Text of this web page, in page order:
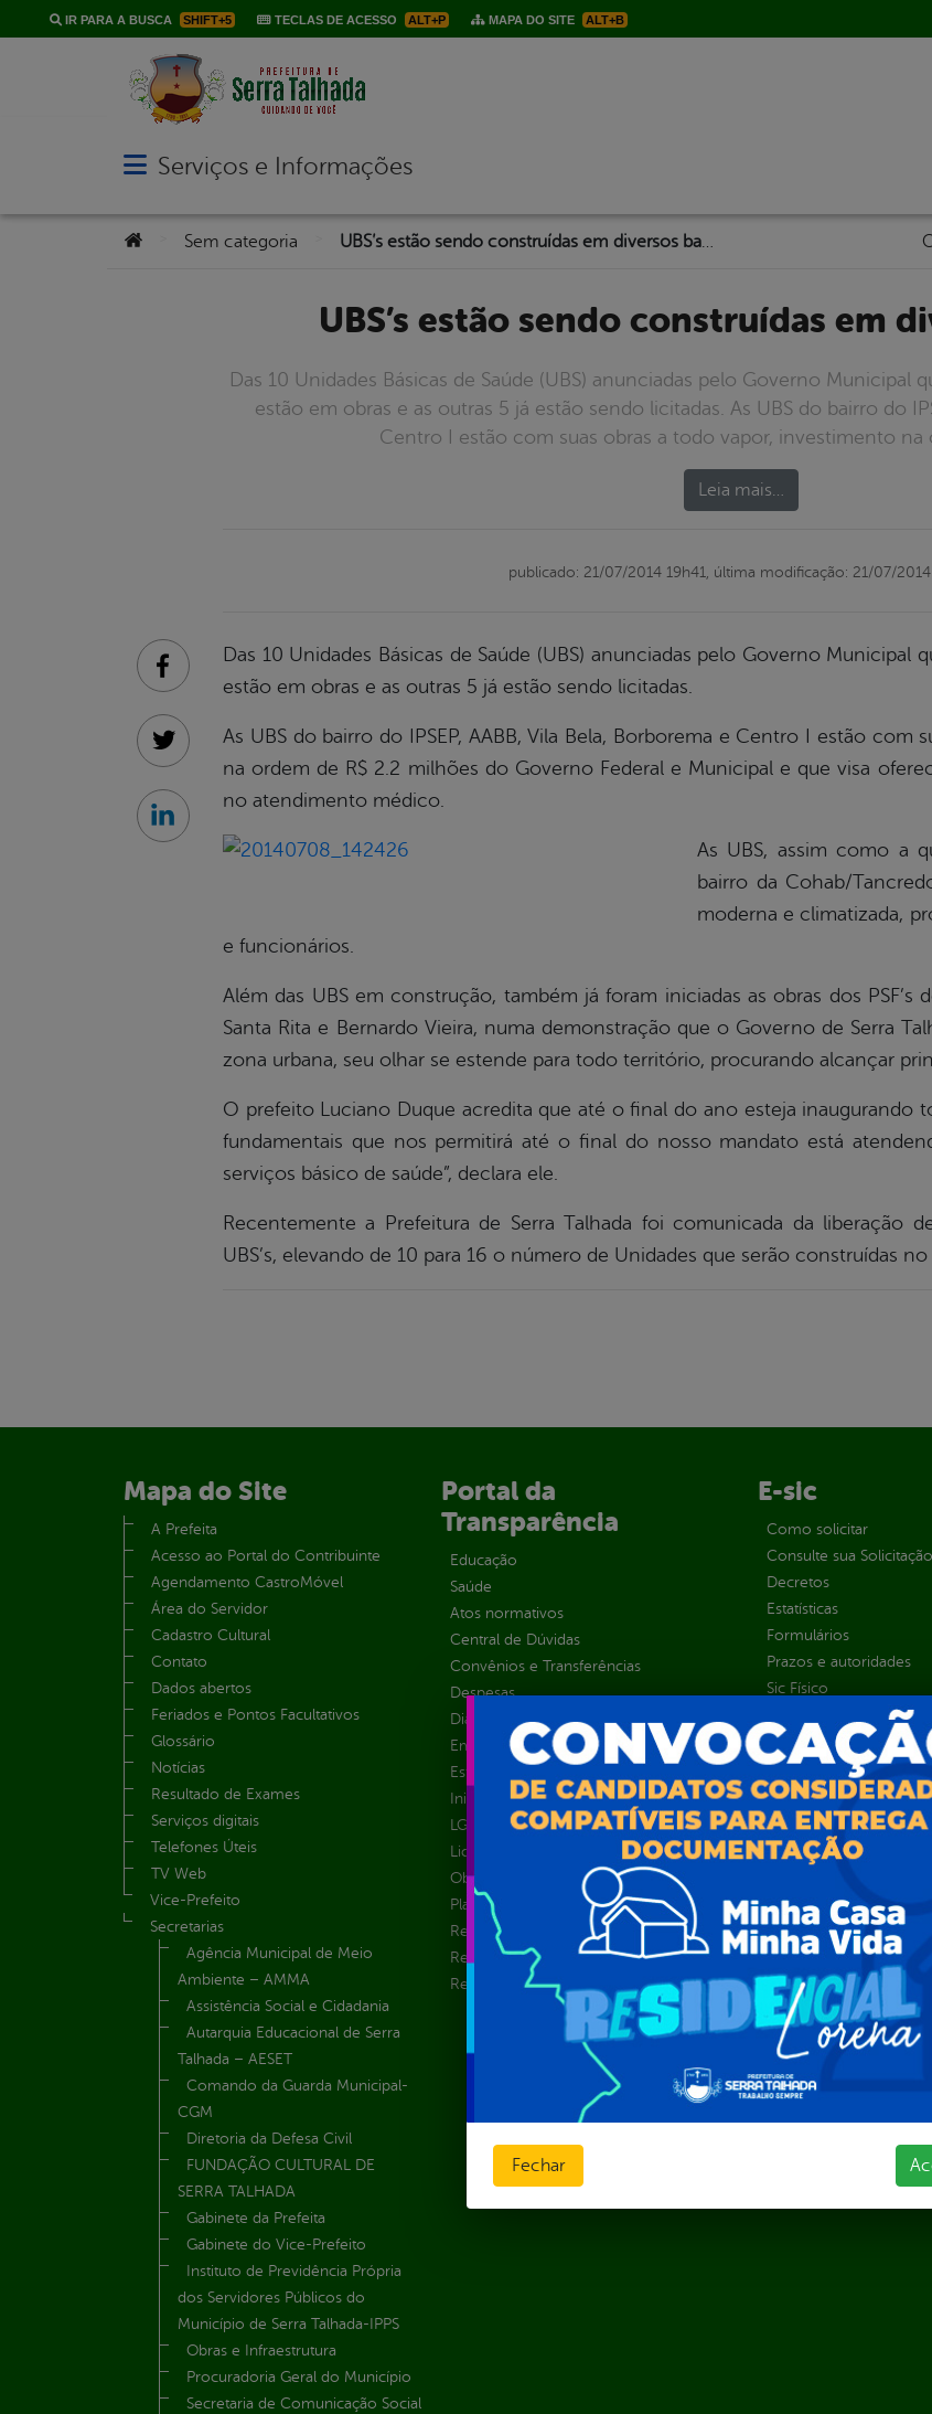
IR PARA A BUSCA SHIFT+5 TECLAS DE ACESSO ALT+P MAPA DO SITE ALT+B
Abrir menu principal de navegação
Serviços e Informações
Você está aqui:Sem categoria
UBS’s estão sendo construídas em
Das 10 Unidades Básicas de Saúde (UBS) anunciadas pelo Governo Municipal
estão em obras e as outras 5 já estão sendo licitadas. As UBS do bairro do
Centro I estão com suas obras a todo vapor, investimento na
Leia mais…
publicado: 21/07/2014 19h41, última modificação: 21/07/2014
Das 10 Unidades Básicas de Saúde (UBS) anunciadas pelo Governo Municipal
estão em obras e as outras 5 já estão sendo licitadas.
As UBS do bairro do IPSEP, AABB, Vila Bela, Borborema e Centro I estão com
na ordem de R$ 2.2 milhões do Governo Federal e Municipal e que visa
no atendimento médico.
As UBS, assim como a
bairro da Cohab/
moderna e climatizada,
e funcionários.
Além das UBS em construção, também já foram iniciadas as obras dos PSF’s
Santa Rita e Bernardo Vieira, numa demonstração que o Governo de Serra
zona urbana, seu olhar se estende para todo território, procurando alcançar
O prefeito Luciano Duque acredita que até o final do ano esteja inaugurando
fundamentais que nos permitirá até o final do nosso mandato está
serviços básico de saúde”, declara ele.
Recentemente a Prefeitura de Serra Talhada foi comunicada da liberação
UBS’s, elevando de 10 para 16 o número de Unidades que serão construídas
Facebook
Twitter
Linkedin
Mapa do Site
A Prefeita
Acesso ao Portal do Contribuinte
Agendamento CastroMóvel
Área do Servidor
Cadastro Cultural
Contato
Dados abertos
Feriados e Pontos Facultativos
Glossário
Notícias
Resultado de Exames
Serviços digitais
Telefones Úteis
TV Web
Vice-Prefeito
Secretarias
Agência Municipal de Meio
Ambiente – AMMA
Assistência Social e Cidadania
Autarquia Educacional de Serra
Talhada – AESET
Comando da Guarda Municipal-
CGM
Diretoria da Defesa Civil
FUNDAÇÃO CULTURAL DE
SERRA TALHADA
Gabinete da Prefeita
Gabinete do Vice-Prefeito
Instituto de Previdência Própria
dos Servidores Públicos do
Município de Serra Talhada-IPPS
Obras e Infraestrutura
Procuradoria Geral do Município
Secretaria de Comunicação Social
Portal da
Transparência
Educação
Saúde
Atos normativos
Central de Dúvidas
Convênios e Transferências
Despesas
Diárias
Emendas parlamentares
Estrutura Organizacional
Inicio
LGPD e Governo Digital
Licitações e Contratos
Obras Públicas
Planejamento e Prestação de Contas
Receitas
Recursos Humanos
Renúncias de Receitas
E-sic
Como solicitar
Consulte sua Solicitação
Decretos
Estatísticas
Formulários
Prazos e autoridades
Sic Físico
Solicitar um pedido
Fechar